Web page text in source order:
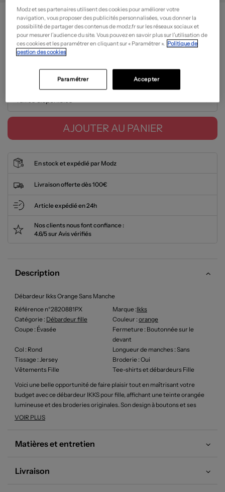
IKKS
Débardeur - Stretch - Outlet
13,50€
Prix boutique : 27,00€
Guide des tailles
Tailles disponibles
AJOUTER AU PANIER
En stock et expédié par Modz
Livraison offerte dès 100€
Article expédié en 24h
Nos clients nous font confiance :
4.6/5 sur Avis vérifiés
Description
Débardeur Ikks Orange Sans Manche
Référence n°2820881PX
Marque :Ikks
Catégorie : Débardeur fille Couleur : orange
Coupe : Évasée Fermeture : Boutonnée sur le
devant
Col : Rond Longueur de manches : Sans
Tissage : Jersey Broderie : Oui
Vêtements Fille
Tee-shirts et débardeurs Fille
Voici une belle opportunité de faire plaisir tout en maîtrisant votre
budget avec ce débardeur IKKS pour fille, affichant une teinte orangée
lumineuse et des broderies originales. Son design à boutons et ses
motifs façon écussons apportent une touche tendance et
VOIR PLUS
Matières et entretien
Livraison
Modz et ses partenaires utilisent des cookies pour améliorer votre
navigation, vous proposer des publicités personnalisées, vous donner la
possibilité de partager des contenus de modz.fr sur les réseaux sociaux et
pour mesurer l’audience du site. Vous pouvez en savoir plus sur l’utilisation de
ces cookies et les paramétrer en cliquant sur « Paramétrer ». Politique de
gestion des cookies
Accepter
Paramétrer